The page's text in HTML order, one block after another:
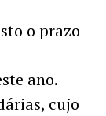
o prazo
ano.
cujo